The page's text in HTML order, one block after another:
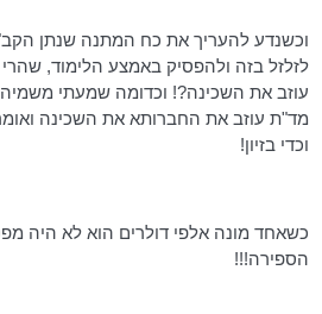
וכשנדע להעריך את כח המתנה שנתן
לזלזל בזה ולהפסיק באמצע הלימוד,
עוזב את השכינה?! וכדומה שמעתי
מד"ת עוזב את החברותא את השכינה
וכדי בזיון!
כשאחד מונה אלפי דולרים הוא לא היה
הספירה!!!